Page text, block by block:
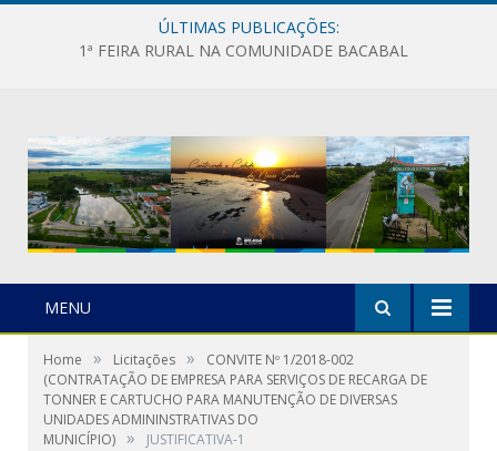
ÚLTIMAS PUBLICAÇÕES:
1ª FEIRA RURAL NA COMUNIDADE BACABAL
MENU
Home » Licitações »
CONVITE Nº 1/2018-002
(CONTRATAÇÃO DE EMPRESA PARA SERVIÇOS DE RECARGA DE
TONNER E CARTUCHO PARA MANUTENÇÃO DE DIVERSAS
UNIDADES ADMININSTRATIVAS DO
MUNICÍPIO) » JUSTIFICATIVA-1